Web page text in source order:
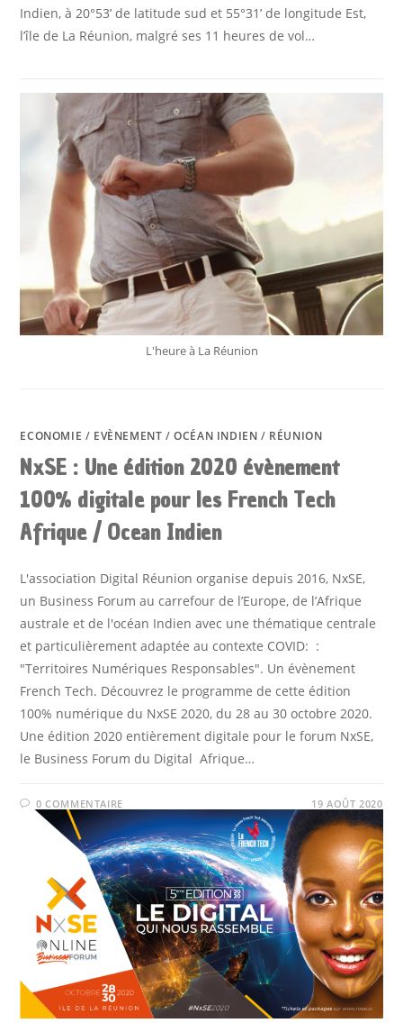
Indien, à 20°53’ de latitude sud et 55°31’ de longitude Est,
l’île de La Réunion, malgré ses 11 heures de vol…
L'heure à La Réunion
ECONOMIE / EVÈNEMENT /OCÉAN INDIEN / RÉUNION
NxSE : Une édition 2020 évènement
100% digitale pour les French Tech
Afrique / Ocean Indien
L'association Digital Réunion organise depuis 2016, NxSE,
un Business Forum au carrefour de l’Europe, de l’Afrique
australe et de l'océan Indien avec une thématique centrale
et particulièrement adaptée au contexte COVID: :
"Territoires Numériques Responsables". Un évènement
French Tech. Découvrez le programme de cette édition
100% numérique du NxSE 2020, du 28 au 30 octobre 2020.
Une édition 2020 entièrement digitale pour le forum NxSE,
le Business Forum du Digital Afrique…
0 COMMENTAIRE 19 AOÛT 2020